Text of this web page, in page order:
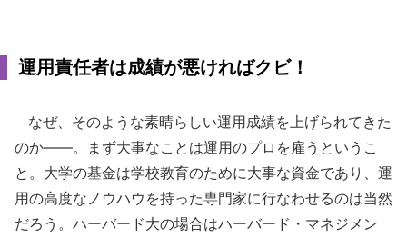
運用責任者は成績が悪ければクビ！
なぜ、そのような素晴らしい運用成績を上げられてきた
のか――。まず大事なことは運用のプロを雇うというこ
と。大学の基金は学校教育のために大事な資金であり、運
用の高度なノウハウを持った専門家に行なわせるのは当然
だろう。ハーバード大の場合はハーバード・マネジメン